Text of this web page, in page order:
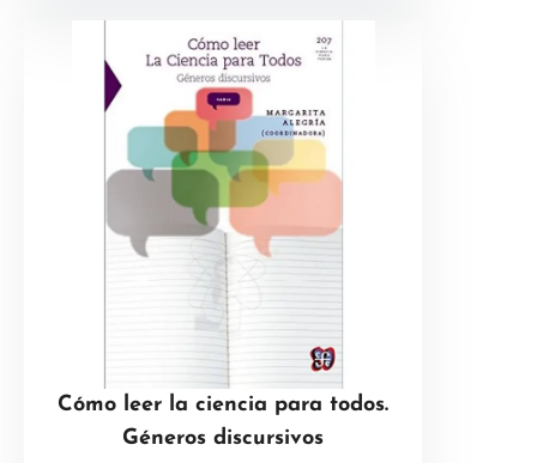
Cómo leer la ciencia para todos.
Géneros discursivos